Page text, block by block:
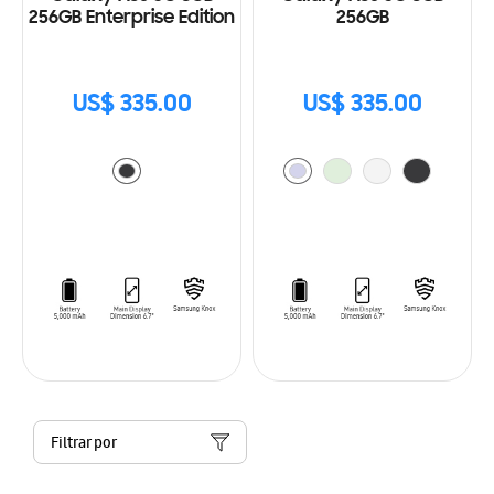
256GB Enterprise Edition
US$ 335.00
256GB
US$ 335.00
Filtrar por